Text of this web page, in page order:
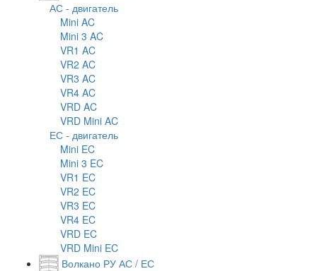
АС - двигатель
Mini AC
Mini 3 AC
VR1 AC
VR2 AC
VR3 AC
VR4 AC
VRD AC
VRD Mini AC
ЕС - двигатель
Mini EC
Mini 3 EC
VR1 EC
VR2 EC
VR3 EC
VR4 EC
VRD EC
VRD Mini EC
Волкано РУ АС / ЕС